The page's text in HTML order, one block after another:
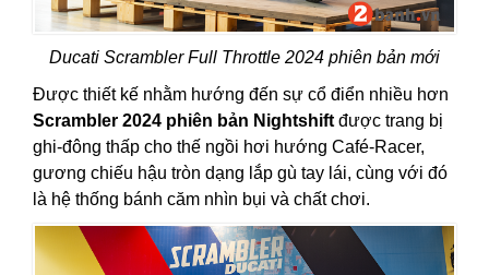
Ducati Scrambler Full Throttle 2024 phiên bản mới
Được thiết kế nhằm hướng đến sự cổ điển nhiều hơn
Scrambler 2024 phiên bản Nightshift được trang bị
ghi-đông thấp cho thế ngồi hơi hướng Café-Racer,
gương chiếu hậu tròn dạng lắp gù tay lái, cùng với đó
là hệ thống bánh căm nhìn bụi và chất chơi.